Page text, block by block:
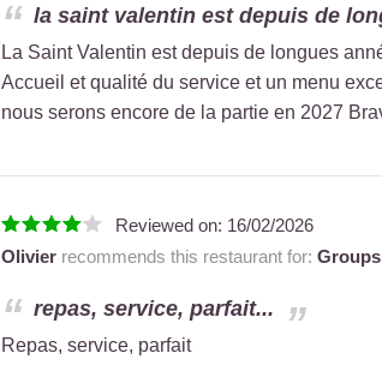
la saint valentin est depuis de
La Saint Valentin est depuis de longues
Accueil et qualité du service et un menu
nous serons encore de la partie en 2027
Reviewed on: 16/02/2026
Olivierrecommends this restaurant for:
repas, service, parfait...
Repas, service, parfait